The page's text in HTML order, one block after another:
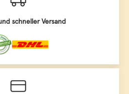
schneller Versand